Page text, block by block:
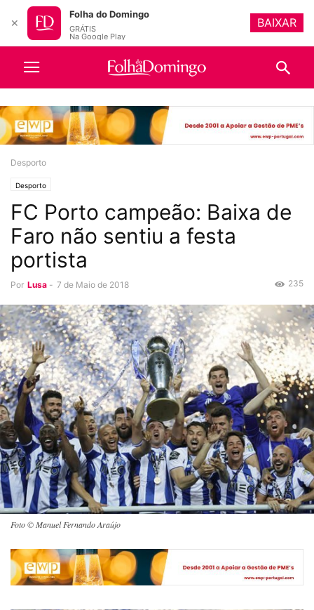
Desporto
Desporto
FC Porto campeão: Baixa de
Faro não sentiu a festa
portista
Por Lusa - 7 de Maio de 2018 235
Foto © Manuel Fernando Araújo
✕
Folha do Domingo
GRÁTIS
Na Google Play
BAIXAR